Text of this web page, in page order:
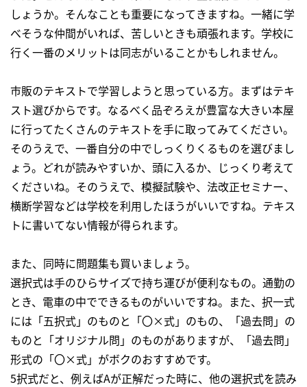
しょうか。そんなことも重要になってきますね。一緒に学
べそうな仲間がいれば、苦しいときも頑張れます。学校に
行く一番のメリットは同志がいることかもしれません。
市販のテキストで学習しようと思っている方。まずはテキ
スト選びからです。なるべく品ぞろえが豊富な大きい本屋
に行ってたくさんのテキストを手に取ってみてください。
そのうえで、一番自分の中でしっくりくるものを選びまし
ょう。どれが読みやすいか、頭に入るか、じっくり考えて
くださいね。そのうえで、模擬試験や、法改正セミナー、
横断学習などは学校を利用したほうがいいですね。テキス
トに書いてない情報が得られます。
また、同時に問題集も買いましょう。
選択式は手のひらサイズで持ち運びが便利なもの。通勤の
とき、電車の中でできるものがいいですね。また、択一式
には「五択式」のものと「〇×式」のもの、「過去問」の
ものと「オリジナル問」のものがありますが、「過去問」
形式の「〇×式」がボクのおすすめです。
5択式だと、例えばAが正解だった時に、他の選択式を読み